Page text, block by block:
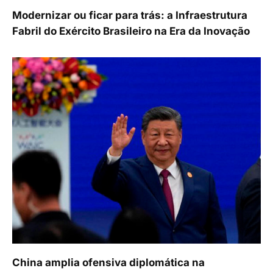
Modernizar ou ficar para trás: a Infraestrutura
Fabril do Exército Brasileiro na Era da Inovação
China amplia ofensiva diplomática na